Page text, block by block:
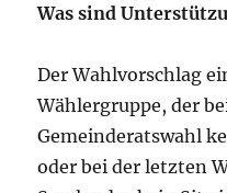
Was sind
Der Wahlvorschlag
Wählergruppe, der
Gemeinderatswahl
oder bei der letzten